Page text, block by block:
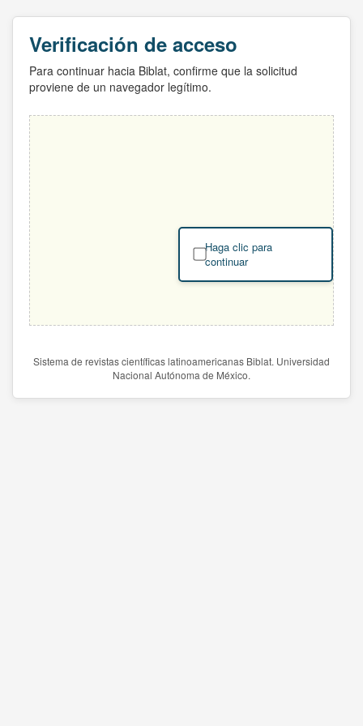
Verificación de acceso
Para continuar hacia Biblat, confirme que la solicitud
proviene de un navegador legítimo.
Haga clic para
continuar
Sistema de revistas científicas latinoamericanas Biblat. Universidad
Nacional Autónoma de México.